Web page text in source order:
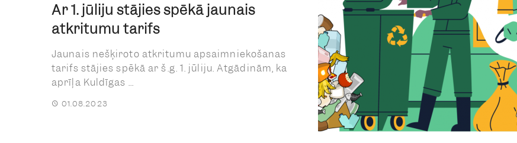
Ar 1. jūliju stājies spēkā jaunais
atkritumu tarifs
Jaunais nešķiroto atkritumu apsaimniekošanas
tarifs stājies spēkā ar š.g. 1. jūliju. Atgādinām, ka
aprīļa Kuldīgas ...
01.08.2023